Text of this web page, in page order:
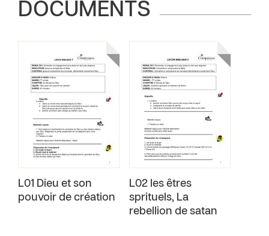
DOCUMENTS
L01 Dieu et son
pouvoir de création
L02 les êtres
sprituels, La
rebellion de satan